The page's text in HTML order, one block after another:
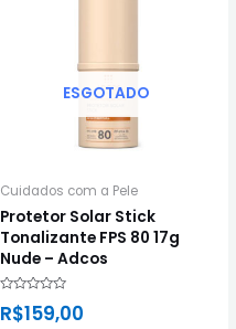
ESGOTADO
Cuidados com a Pele
Protetor Solar Stick
Tonalizante FPS 80 17g
Nude – Adcos
0
R$159,00